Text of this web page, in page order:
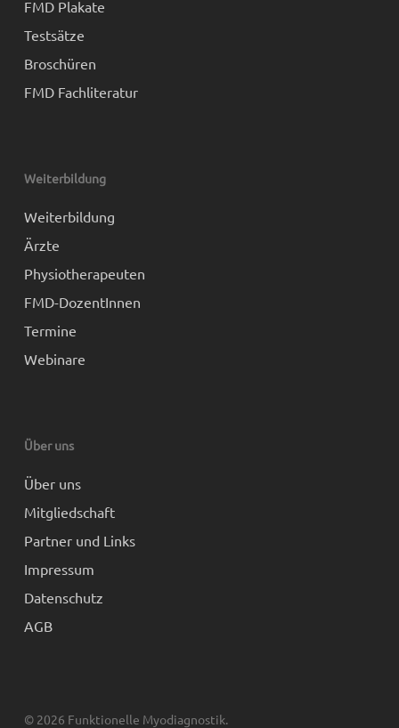
FMD Plakate
Testsätze
Broschüren
FMD Fachliteratur
Weiterbildung
Weiterbildung
Ärzte
Physiotherapeuten
FMD-DozentInnen
Termine
Webinare
Über uns
Über uns
Mitgliedschaft
Partner und Links
Impressum
Datenschutz
AGB
© 2026 Funktionelle Myodiagnostik.